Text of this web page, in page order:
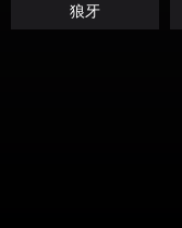
狼牙